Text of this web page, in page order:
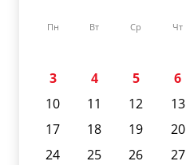
Пн Вт Ср Чт
3
4 5 6
10
11 12 13
17
18 19 20
24
25 26 27